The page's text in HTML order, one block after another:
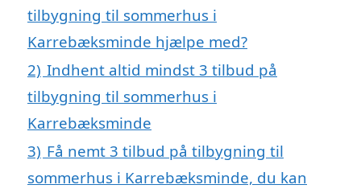
tilbygning til sommerhus i
Karrebæksminde hjælpe med?
2) Indhent altid mindst 3 tilbud på
tilbygning til sommerhus i
Karrebæksminde
3) Få nemt 3 tilbud på tilbygning til
sommerhus i Karrebæksminde, du kan